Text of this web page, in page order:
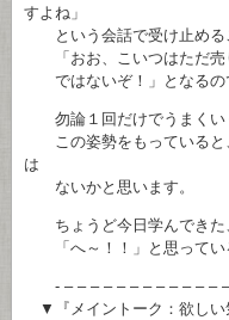
すよね」
という会話で受け止める
「おお、こいつはただ売
ではないぞ！」となるの
勿論１回だけでうまくい
この姿勢をもっていると
は
ないかと思います。
ちょうど今日学んできた
「へ～！！」と思ってい
- – – – – – – – – – – – –
▼『メイントーク：欲しい